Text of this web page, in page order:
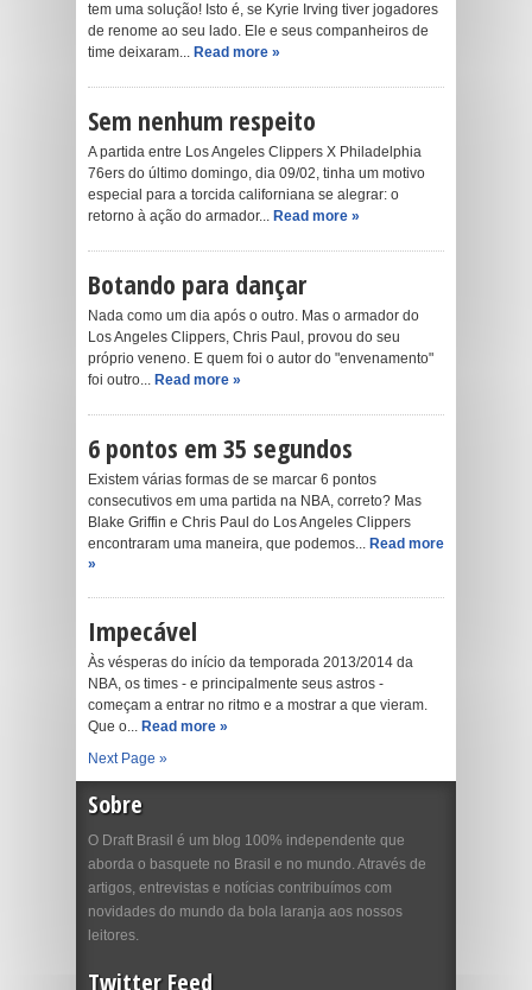
tem uma solução! Isto é, se Kyrie Irving tiver jogadores
de renome ao seu lado. Ele e seus companheiros de
time deixaram... Read more »
Sem nenhum respeito
A partida entre Los Angeles Clippers X Philadelphia
76ers do último domingo, dia 09/02, tinha um motivo
especial para a torcida californiana se alegrar: o
retorno à ação do armador... Read more »
Botando para dançar
Nada como um dia após o outro. Mas o armador do
Los Angeles Clippers, Chris Paul, provou do seu
próprio veneno. E quem foi o autor do "envenamento"
foi outro... Read more »
6 pontos em 35 segundos
Existem várias formas de se marcar 6 pontos
consecutivos em uma partida na NBA, correto? Mas
Blake Griffin e Chris Paul do Los Angeles Clippers
encontraram uma maneira, que podemos... Read more
»
Impecável
Às vésperas do início da temporada 2013/2014 da
NBA, os times - e principalmente seus astros -
começam a entrar no ritmo e a mostrar a que vieram.
Que o... Read more »
Next Page »
Sobre
O Draft Brasil é um blog 100% independente que
aborda o basquete no Brasil e no mundo. Através de
artigos, entrevistas e notícias contribuímos com
novidades do mundo da bola laranja aos nossos
leitores.
Twitter Feed